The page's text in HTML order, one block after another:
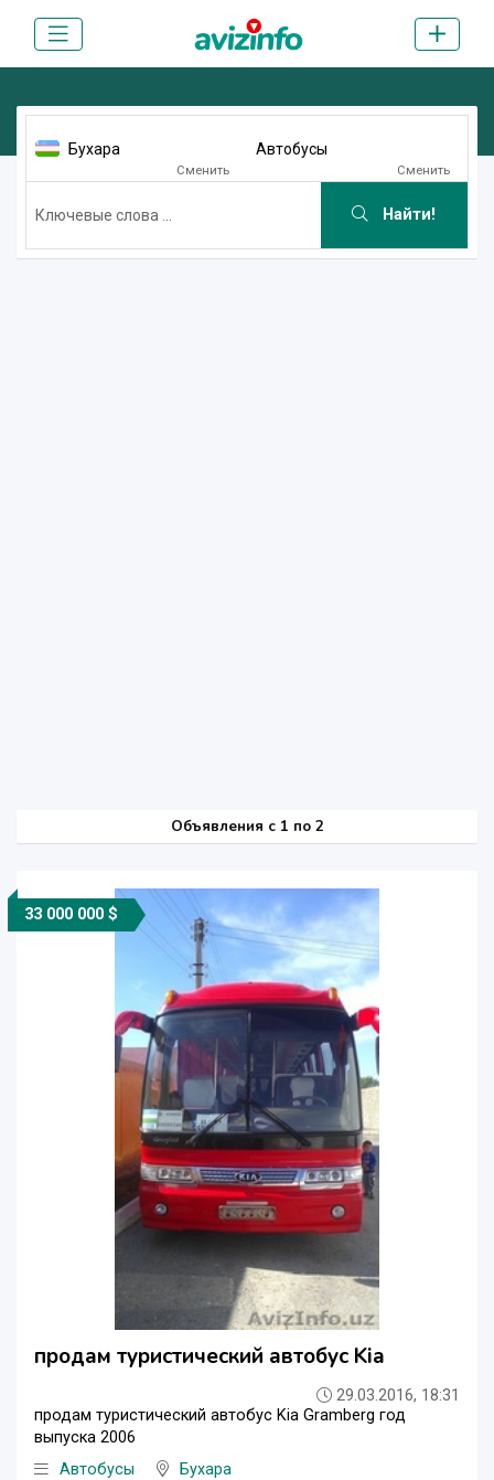
Бухара
Сменить
Автобусы
Сменить
Найти!
Объявления c 1 по 2
33 000 000 $
продам туристический автобус Kia
29.03.2016, 18:31
продам туристический автобус Kia Gramberg год
выпуска 2006
Автобусы
Бухара